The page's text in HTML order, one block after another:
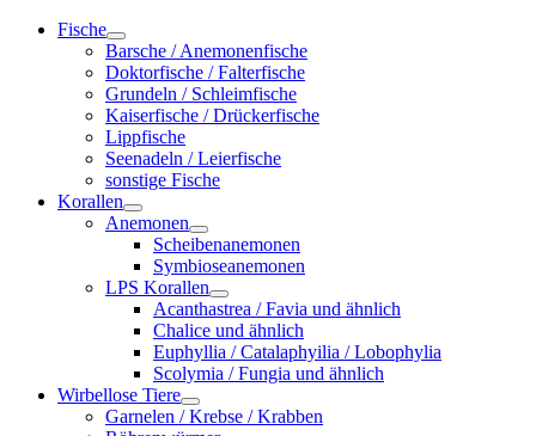
Fische
Barsche / Anemonenfische
Doktorfische / Falterfische
Grundeln / Schleimfische
Kaiserfische / Drückerfische
Lippfische
Seenadeln / Leierfische
sonstige Fische
Korallen
Anemonen
Scheibenanemonen
Symbioseanemonen
LPS Korallen
Acanthastrea / Favia und ähnlich
Chalice und ähnlich
Euphyllia / Catalaphyilia / Lobophylia
Scolymia / Fungia und ähnlich
Wirbellose Tiere
Garnelen / Krebse / Krabben